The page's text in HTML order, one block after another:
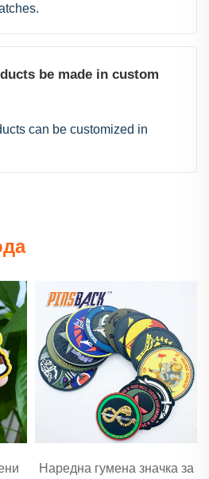
be made in custom
can be customized in
Наредна гумена значка за